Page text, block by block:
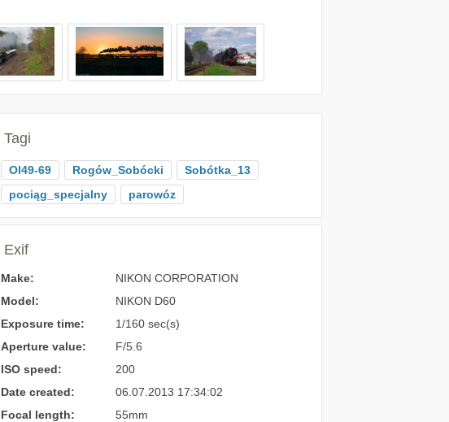
Tagi
Ol49-69 Rogów_Sobócki
Sobótka_13
pociąg_specjalny
parowóz
Exif
Make:
NIKON CORPORATION
Model:
NIKON D60
Exposure time:
1/160 sec(s)
Aperture value:
F/5.6
ISO speed:
200
Date created:
06.07.2013 17:34:02
Focal length:
55mm